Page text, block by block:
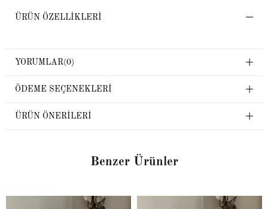
ÜRÜN ÖZELLIKLERI
YORUMLAR(0)
ÖDEME SEÇENEKLERI
ÜRÜN ÖNERILERI
Benzer Ürünler